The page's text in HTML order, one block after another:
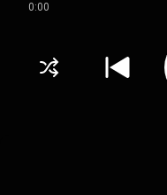
0:00